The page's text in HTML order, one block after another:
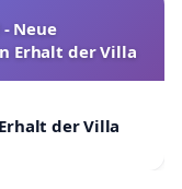
Neue
Erhalt der Villa
der Villa